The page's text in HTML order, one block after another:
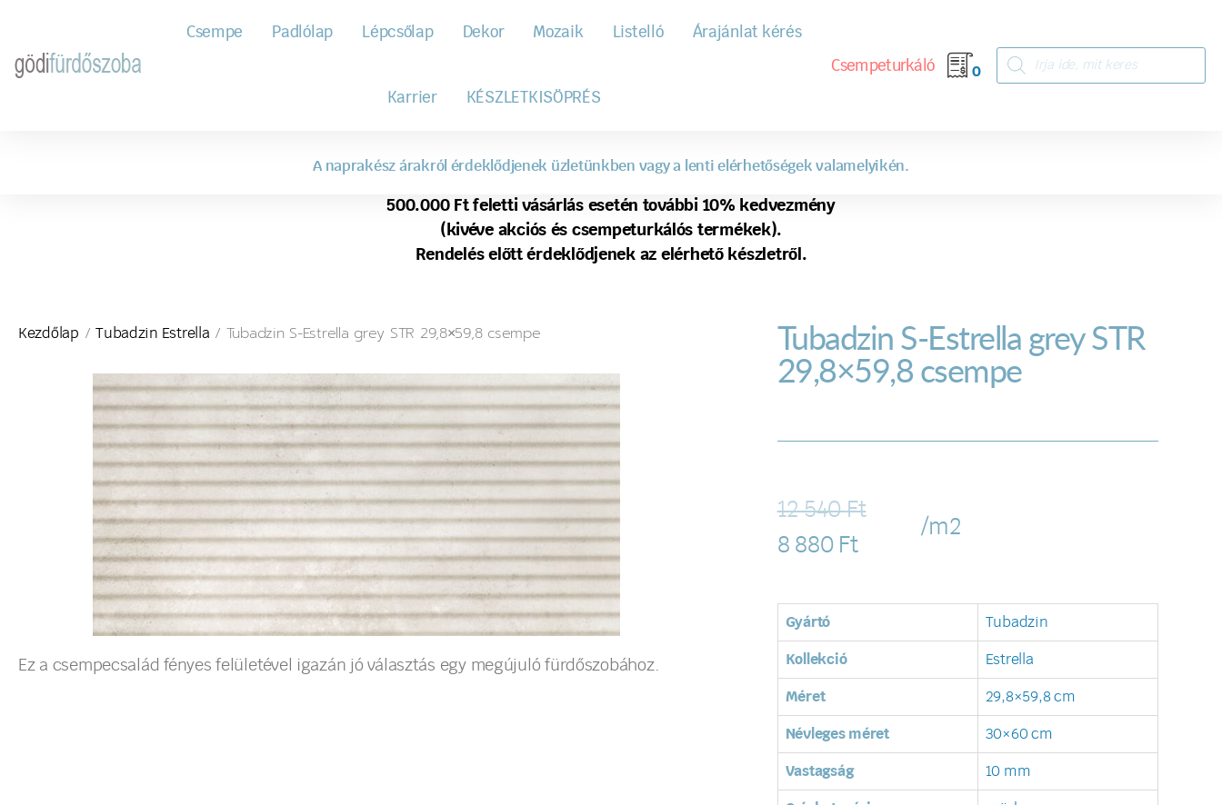
Csempe Padlólap Lépcsőlap Dekor Mozaik Listelló Árajánlat kérés
Karrier KÉSZLETKISÖPRÉS
Csempeturkáló 0
A naprakész árakról érdeklődjenek üzletünkben vagy a lenti elérhetőségek valamelyikén.
500.000 Ft feletti vásárlás esetén további 10% kedvezmény
(kivéve akciós és csempeturkálós termékek).
Rendelés előtt érdeklődjenek az elérhető készletről.
Kezdőlap /Tubadzin Estrella / Tubadzin S-Estrella grey STR 29,8×59,8 csempe
Ez a csempecsalád fényes felületével igazán jó választás egy megújuló fürdőszobához.
Tubadzin S-Estrella grey STR
29,8×59,8 csempe
12 540Ft
8 880 Ft
/m2
Gyártó Tubadzin
Kollekció Estrella
Méret 29,8×59,8 cm
Névleges méret 30×60 cm
Vastagság 10 mm